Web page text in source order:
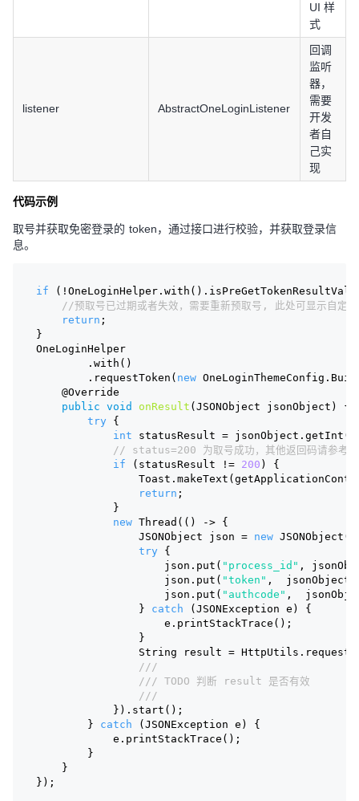
UI 样
式
listener AbstractOneLoginListener
回调
监听
器，
需要
开发
者自
己实
现
代码示例
取号并获取免密登录的 token，通过接口进行校验，并获取登录信
息。
if
//预取号已过期或者失效，需要重新预取号, 此处可显示自定
return ;
}
OneLoginHelper
        .with()
        .requestToken(
new
@Override
public void onResult (JSONObject jsonObject)
{
try {
int statusResult = jsonObject.getInt(
// status=200 为取号成功，其他返回码请参考返
if (statusResult != 200 ) {
return ;
            }
new Thread(() -> {
                JSONObject json =
new
try {
                    json.put(
"process_id" ,
                    json.put(
"token" ,
                    json.put(
"authcode" ,
                }
catch (JSONException e) {
                    e.printStackTrace();
                }
String result =
///
/// TODO 判断 result 是否有效
///
            }).start();
        }
catch (JSONException e) {
            e.printStackTrace();
        }
    }
});